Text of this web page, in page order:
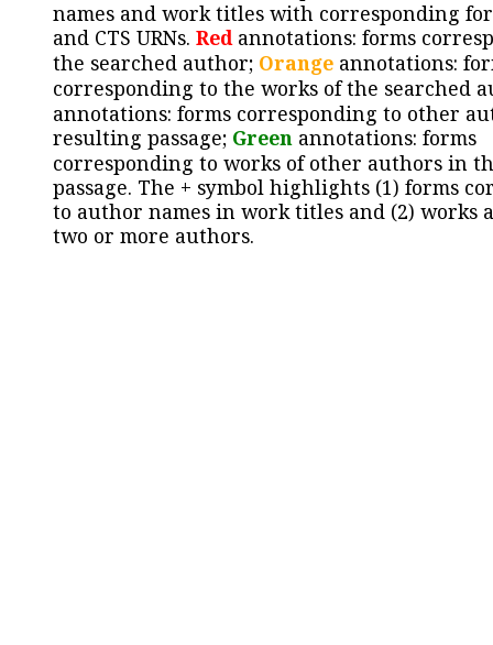
names and work titles with corresponding
and CTS URNs. Redannotations: forms
the searched author; Orange annotations:
corresponding to the works of the searched
annotations: forms corresponding to other
resulting passage; Green annotations: forms
corresponding to works of other authors in
passage. The + symbol highlights (1) forms
to author names in work titles and (2) works
two or more authors.